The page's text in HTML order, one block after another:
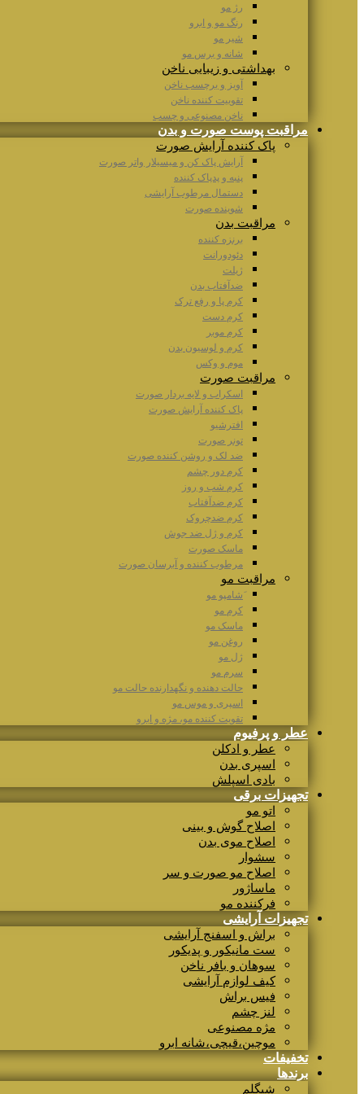
رژ مو
رنگ مو و ابرو
شیر مو
شانه و برس مو
بهداشتی و زیبایی ناخن
آویز و برچسب ناخن
تقوییت کننده ناخن
ناخن مصنوعی و چسب
مراقبت پوست صورت و بدن
پاک کننده آرایش صورت
آرایش پاک کن و میسیلار واتر صورت
پنبه و پدپاک کننده
دستمال مرطوب آرایشی
شوینده صورت
مراقبت بدن
برنزه کننده
دئودورانت
ژیلت
ضدآفتاب بدن
کرم پا و رفع ترک
کرم دست
کرم موبر
کرم و لوسیون بدن
موم و وکس
مراقبت صورت
اسکراب و لایه بردار صورت
پاک کننده آرایش صورت
افترشیو
تونر صورت
ضد لک و روشن کننده صورت
کرم دور چشم
کرم شب و روز
کرم ضدآفتاب
کرم ضدچروک
کرم و ژل ضد جوش
ماسک صورت
مرطوب کننده و آبرسان صورت
مراقبت مو
َشامپو مو
کرم مو
ماسک مو
روغن مو
ژل مو
سرم مو
حالت دهنده و نگهدارنده حالت مو
اسپری و موس مو
تقویت کننده مو، مژه و ابرو
عطر و پرفیوم
عطر و ادکلن
اسپری بدن
بادی اسپلش
تجهیزات برقی
اتو مو
اصلاح گوش و بینی
اصلاح موی بدن
سشوار
اصلاح مو صورت و سر
ماساژور
فرکننده مو
تجهیزات آرایشی
براش و اسفنج آرایشی
ست مانیکور و پدیکور
سوهان و بافر ناخن
کیف لوازم آرایشی
فیس براش
لنز چشم
مژه مصنوعی
موچین،قیچی،شانه ابرو
تخفیفات
برندها
شیگلم